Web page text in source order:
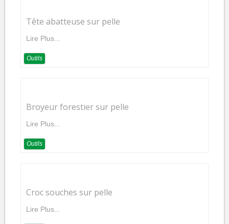
Tête abatteuse sur pelle
Lire Plus...
Outils
Broyeur forestier sur pelle
Lire Plus...
Outils
Croc souches sur pelle
Lire Plus...